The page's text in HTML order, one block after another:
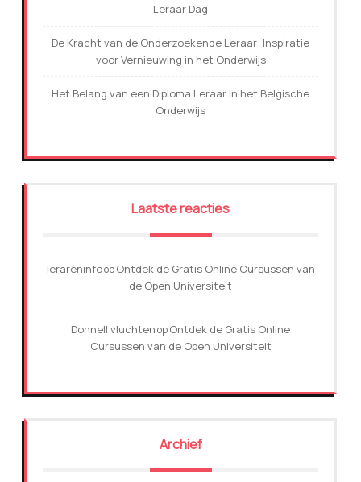
Leraar Dag
De Kracht van de Onderzoekende Leraar: Inspiratie
voor Vernieuwing in het Onderwijs
Het Belang van een Diploma Leraar in het Belgische
Onderwijs
Laatste reacties
lerareninfoopOntdek de Gratis Online Cursussen van
de Open Universiteit
Donnell vluchtenopOntdek de Gratis Online
Cursussen van de Open Universiteit
Archief